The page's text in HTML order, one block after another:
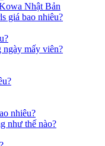
Nhật Bản
giá bao nhiêu?
mấy viên?
nhiêu?
như thế nào?